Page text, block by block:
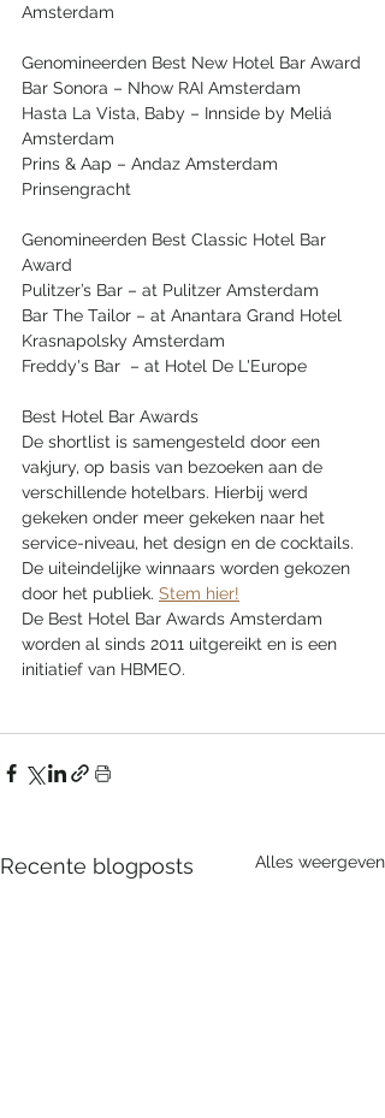
Amsterdam
Genomineerden Best New Hotel Bar Award
Bar Sonora – Nhow RAI Amsterdam
​Hasta La Vista, Baby – Innside by Meliá
Amsterdam
​Prins & Aap – Andaz Amsterdam
Prinsengracht
Genomineerden Best Classic Hotel Bar
Award
Pulitzer’s Bar – at Pulitzer Amsterdam
​Bar The Tailor – at Anantara Grand Hotel
Krasnapolsky Amsterdam
​Freddy's Bar ​ – at Hotel De L'Europe
Best Hotel Bar Awards
De shortlist is samengesteld door een
vakjury, op basis van bezoeken aan de
verschillende hotelbars. Hierbij werd
gekeken onder meer gekeken naar het
service-niveau, het design en de cocktails.
De uiteindelijke winnaars worden gekozen
door het publiek. ​ Stem hier!
De Best Hotel Bar Awards Amsterdam
worden al sinds 2011 uitgereikt en is een
initiatief van HBMEO.
Recente blogposts Alles weergeven